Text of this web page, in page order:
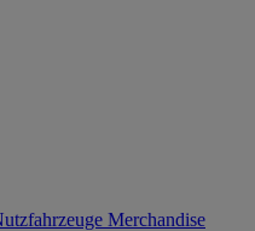
Merchandise